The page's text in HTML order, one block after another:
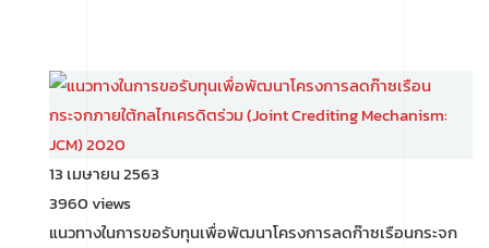
13 เมษายน 2563
3960 views
แนวทางในการขอรับทุนเพื่อพัฒนาโครงการลดก๊าซเรือนกระจก